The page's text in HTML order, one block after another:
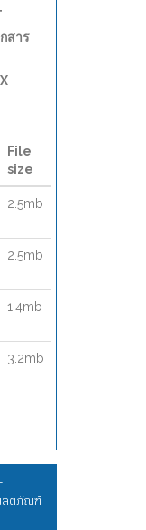
สาร
File
size
2.5mb
2.5mb
1.4mb
3.2mb
ลิตภัณฑ์